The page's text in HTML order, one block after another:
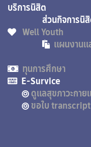
บริก
ส่วนกิจการนิสิ
Well Youth
แผนงาน
ทุนการศึกษา
E-Survice
ดูแลสุขภาวะกาย
ขอใบ